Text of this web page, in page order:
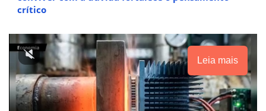
crítico
Leia mais